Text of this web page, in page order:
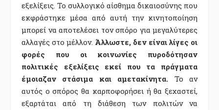
εξελίξεις. Το συλλογικό αίσθημα δικαιοσύνης που
εκφράστηκε μέσα από αυτή την κινητοποίηση
μπορεί να αποτελέσει τον σπόρο για μεγαλύτερες
αλλαγές στο μέλλον. Άλλωστε, δεν είναι λίγες οι
φορές που οι κοινωνίες πυροδότησαν
πολιτικές εξελίξεις εκεί που τα πράγματα
έμοιαζαν στάσιμα και αμετακίνητα. Το αν
αυτός ο σπόρος θα καρποφορήσει ή θα ξεχαστεί,
εξαρτάται από τη διάθεση των πολιτών να